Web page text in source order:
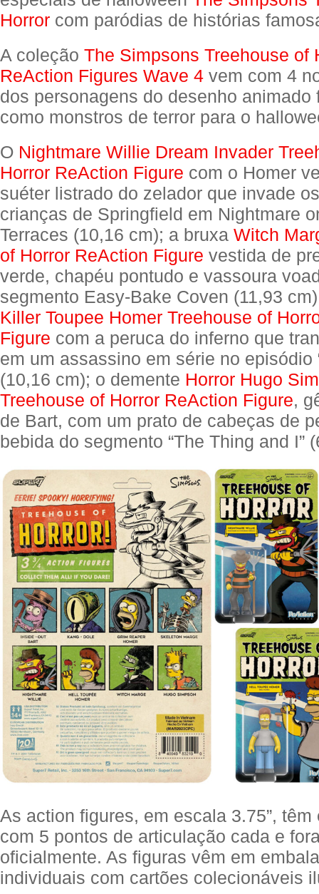
Horror com paródias de histórias
A coleção The Simpsons Treehouse of
ReAction Figures Wave 4 vem com 4
dos personagens do desenho animado
como monstros de terror para o
O Nightmare Willie Dream Invader
Horror ReAction Figure com o Homer
suéter listrado do zelador que invade
crianças de Springfield em Nightmare
Terraces (10,16 cm); a bruxa Witch
of Horror ReAction Figure vestida de
verde, chapéu pontudo e vassoura
segmento Easy-Bake Coven (11,93
Killer Toupee Homer Treehouse of
Figure com a peruca do inferno que
em um assassino em série no episódio
(10,16 cm); o demente Horror Hugo
Treehouse of Horror ReAction Figure,
de Bart, com um prato de cabeças de
bebida do segmento “The Thing and I”
As action figures, em escala 3.75”, têm
com 5 pontos de articulação cada e
oficialmente. As figuras vêm em
individuais com cartões colecionáveis